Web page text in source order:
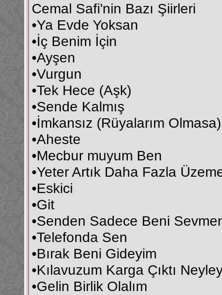
Cemal Safi'nin Bazı Şiirleri
•Ya Evde Yoksan
•İç Benim İçin
•Ayşen
•Vurgun
•Tek Hece (Aşk)
•Sende Kalmış
•İmkansız (Rüyalarım Olmasa)
•Aheste
•Mecbur muyum Ben
•Yeter Artık Daha Fazla
•Eskici
•Git
•Senden Sadece Beni
•Telefonda Sen
•Bırak Beni Gideyim
•Kılavuzum Karga Çıktı
•Gelin Birlik Olalım